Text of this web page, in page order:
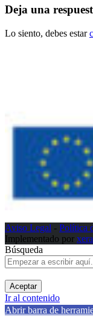
Deja una
Lo siento, debes estar
Aviso Legal - Política
Implementado por
Búsqueda
Aceptar
Ir al contenido
Abrir barra de